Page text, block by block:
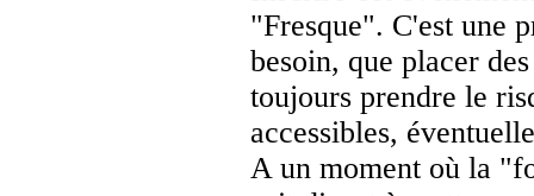
"Fresque". C'est une
besoin, que placer
toujours prendre le
accessibles,
A un moment où la